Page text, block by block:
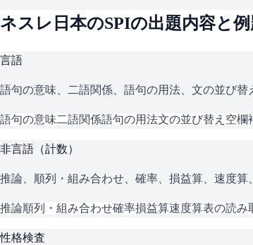
ネスレ日本のSPIの出題内容と例
言語
語句の意味、二語関係、語句の用法、文の並び
語句の意味二語関係語句の用法文の並び替え 空欄
非言語（計数）
推論、順列・組み合わせ、確率、損益算、速度
推論順列・組み合わせ確率損益算速度算表の読み
性格検査